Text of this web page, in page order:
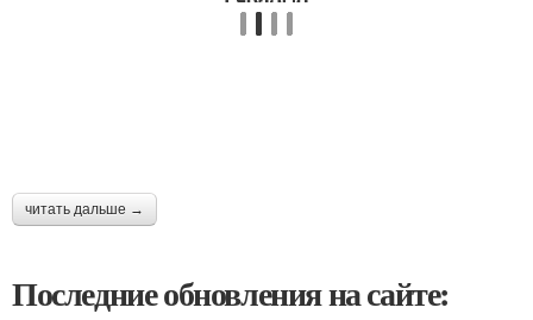
читать дальше →
Последние обновления на сайте: